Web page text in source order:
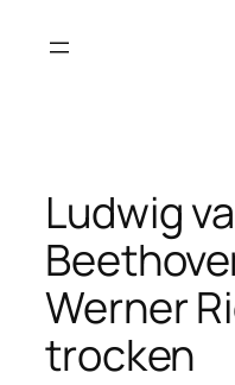
Inhalt
Ludwig
Werner
trocken